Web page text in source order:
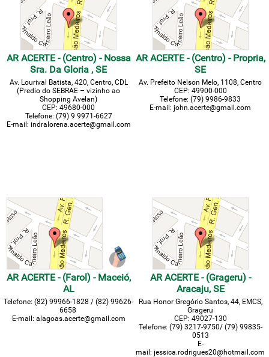
AR ACERTE - (Centro) - Nossa
Sra. Da Gloria , SE
Av. Lourival Batista, 420, Centro, CDL
(Predio do SEBRAE – vizinho ao
Shopping Avelan)
CEP: 49680-000
Telefone: (79) 9 9971-6627
E-mail: indralorena.acerte@gmail.com
AR ACERTE - (Centro) - Propria,
SE
Av. Prefeito Nelson Melo, 1108, Centro
CEP: 49900-000
Telefone: (79) 9986-9833
E-mail: john.acerte@gmail.com
AR ACERTE - (Farol) - Maceió,
AL
Telefone:(82) 99966-1828 / (82) 99626-
6658
E-mail: alagoas.acerte@gmail.com
AR ACERTE - (Grageru) -
Aracaju, SE
Rua Honor Gregório Santos, 44, EMCS,
Grageru
CEP: 49027-130
Telefone: (79) 3217-9750/ (79) 99835-
0513
E-
mail: jessica.rodrigues20@hotmail.com